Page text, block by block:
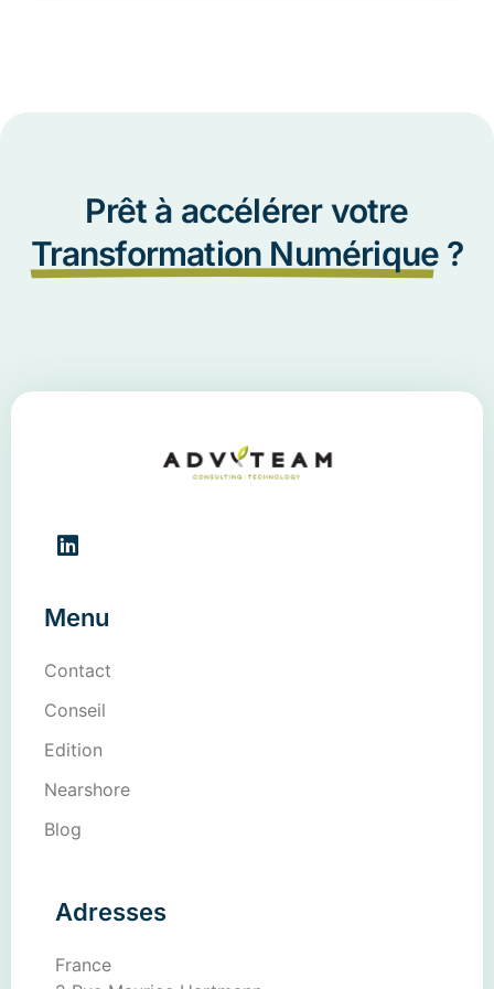
Prêt à accélérer votre
Transformation Numérique ?
Menu
Contact
Conseil
Edition
Nearshore
Blog
Adresses
France